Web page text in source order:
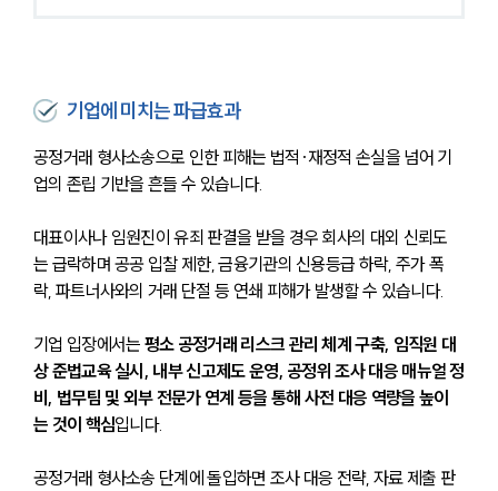
기업에 미치는 파급효과
공정거래 형사소송으로 인한 피해는 법적·재정적 손실을 넘어 기
업의 존립 기반을 흔들 수 있습니다.
대표이사나 임원진이 유죄 판결을 받을 경우 회사의 대외 신뢰도
는 급락하며 공공 입찰 제한, 금융기관의 신용등급 하락, 주가 폭
락, 파트너사와의 거래 단절 등 연쇄 피해가 발생할 수 있습니다.
기업 입장에서는 평소 공정거래 리스크 관리 체계 구축, 임직원 대
상 준법교육 실시, 내부 신고제도 운영, 공정위 조사 대응 매뉴얼 정
비, 법무팀 및 외부 전문가 연계 등을 통해 사전 대응 역량을 높이
는 것이 핵심입니다.
공정거래 형사소송 단계에 돌입하면 조사 대응 전략, 자료 제출 판